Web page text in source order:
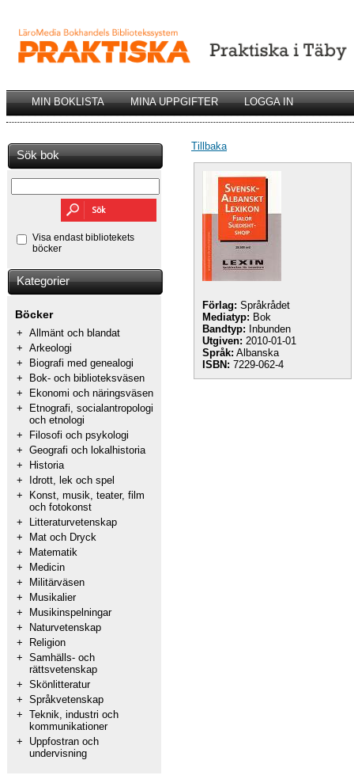
MIN BOKLISTA MINA UPPGIFTER LOGGA IN
Sök bok
Visa endast bibliotekets
böcker
Kategorier
Böcker
+ Allmänt och blandat
+ Arkeologi
+
Biografi med genealogi
+
Bok- och biblioteksväsen
+
Ekonomi och näringsväsen
+
Etnografi, socialantropologi
och etnologi
+
Filosofi och psykologi
+ Geografi och lokalhistoria
+
Historia
+
Idrott, lek och spel
+
Konst, musik, teater, film
och fotokonst
+
Litteraturvetenskap
+
Mat och Dryck
+
Matematik
+
Medicin
+
Militärväsen
+
Musikalier
+
Musikinspelningar
+
Naturvetenskap
+
Religion
+ Samhälls- och
rättsvetenskap
+ Skönlitteratur
+ Språkvetenskap
+ Teknik, industri och
kommunikationer
+
Uppfostran och
undervisning
Tillbaka
Förlag: Språkrådet
Mediatyp: Bok
Bandtyp: Inbunden
Utgiven: 2010-01-01
Språk: Albanska
ISBN: 7229-062-4